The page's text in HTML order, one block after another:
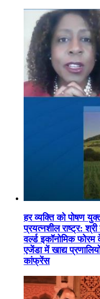
हर व्यक्ति को पोषण
प्रयत्नशील राष्ट्र:
वर्ल्ड इकॉनोमिक
एजेंडा में खाद्य
कांफ्रेंस